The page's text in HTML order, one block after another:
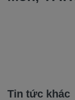
Tin tức khác